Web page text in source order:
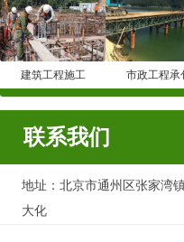
建筑工程施工 市政工程承
联系我们
地址：北京市通州区张家湾
大化